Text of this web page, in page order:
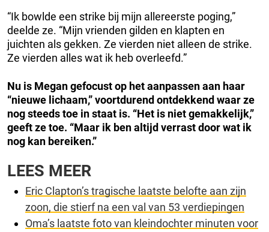
“Ik bowlde een strike bij mijn allereerste poging,”
deelde ze. “Mijn vrienden gilden en klapten en
juichten als gekken. Ze vierden niet alleen de strike.
Ze vierden alles wat ik heb overleefd.”
Nu is Megan gefocust op het aanpassen aan haar
“nieuwe lichaam,” voortdurend ontdekkend waar ze
nog steeds toe in staat is. “Het is niet gemakkelijk,”
geeft ze toe. “Maar ik ben altijd verrast door wat ik
nog kan bereiken.”
LEES MEER
Eric Clapton’s tragische laatste belofte aan zijn
zoon, die stierf na een val van 53 verdiepingen
Oma’s laatste foto van kleindochter minuten voor